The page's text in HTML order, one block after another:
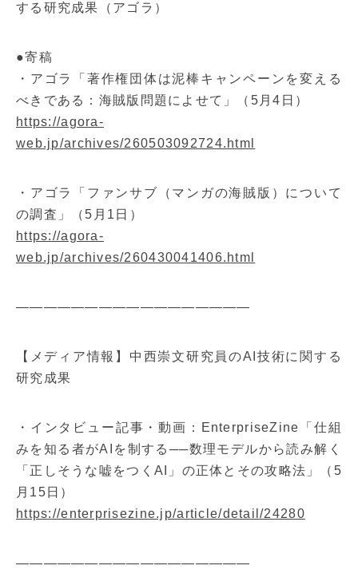
する研究成果（アゴラ）
●寄稿
・アゴラ「著作権団体は泥棒キャンペーンを変える
べきである：海賊版問題によせて」（5月4日）
https://agora-
web.jp/archives/260503092724.html
・アゴラ「ファンサブ（マンガの海賊版）について
の調査」（5月1日）
https://agora-
web.jp/archives/260430041406.html
—————————————————
【メディア情報】中西崇文研究員のAI技術に関する
研究成果
・インタビュー記事・動画：EnterpriseZine「仕組
みを知る者がAIを制する──数理モデルから読み解く
「正しそうな嘘をつくAI」の正体とその攻略法」（5
月15日）
https://enterprisezine.jp/article/detail/24280
—————————————————